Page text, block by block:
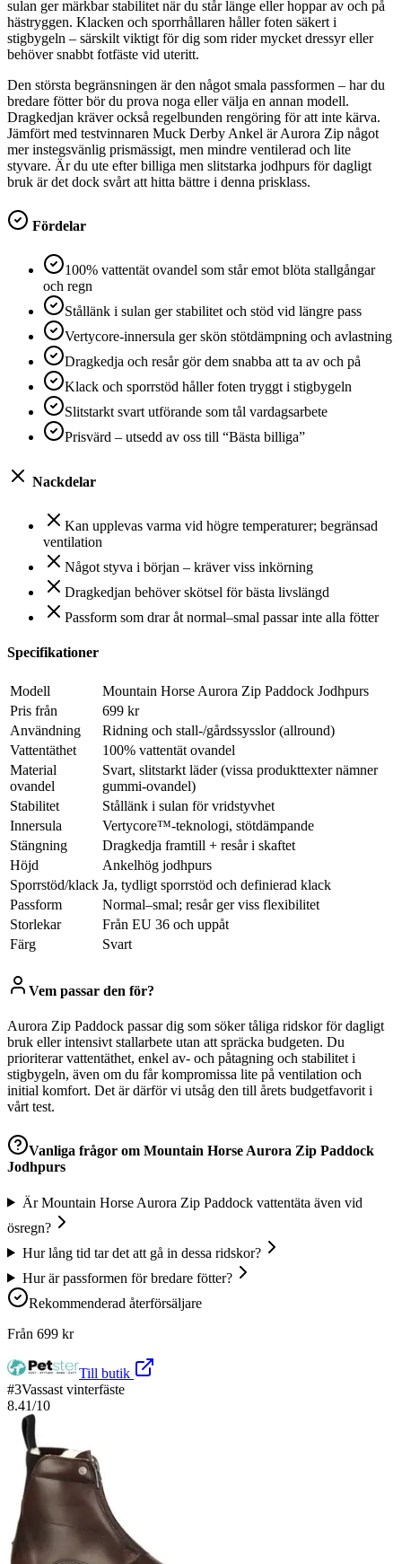
sulan ger märkbar stabilitet när du står länge eller hoppar av och på
hästryggen. Klacken och sporrhållaren håller foten säkert i
stigbygeln – särskilt viktigt för dig som rider mycket dressyr eller
behöver snabbt fotfäste vid uteritt.
Den största begränsningen är den något smala passformen – har du
bredare fötter bör du prova noga eller välja en annan modell.
Dragkedjan kräver också regelbunden rengöring för att inte kärva.
Jämfört med testvinnaren Muck Derby Ankel är Aurora Zip något
mer instegsvänlig prismässigt, men mindre ventilerad och lite
styvare. Är du ute efter billiga men slitstarka jodhpurs för dagligt
bruk är det dock svårt att hitta bättre i denna prisklass.
Fördelar
100% vattentät ovandel som står emot blöta stallgångar
och regn
Stållänk i sulan ger stabilitet och stöd vid längre pass
Vertycore-innersula ger skön stötdämpning och avlastning
Dragkedja och resår gör dem snabba att ta av och på
Klack och sporrstöd håller foten tryggt i stigbygeln
Slitstarkt svart utförande som tål vardagsarbete
Prisvärd – utsedd av oss till “Bästa billiga”
Nackdelar
Kan upplevas varma vid högre temperaturer; begränsad
ventilation
Något styva i början – kräver viss inkörning
Dragkedjan behöver skötsel för bästa livslängd
Passform som drar åt normal–smal passar inte alla fötter
Specifikationer
Modell
Mountain Horse Aurora Zip Paddock Jodhpurs
Pris från
699 kr
Användning
Ridning och stall-/gårdssysslor (allround)
Vattentäthet
100% vattentät ovandel
Material
ovandel
Svart, slitstarkt läder (vissa produkttexter nämner
gummi-ovandel)
Stabilitet
Stållänk i sulan för vridstyvhet
Innersula
Vertycore™-teknologi, stötdämpande
Stängning
Dragkedja framtill + resår i skaftet
Höjd
Ankelhög jodhpurs
Sporrstöd/klack Ja, tydligt sporrstöd och definierad klack
Passform
Normal–smal; resår ger viss flexibilitet
Storlekar
Från EU 36 och uppåt
Färg
Svart
Vem passar den för?
Aurora Zip Paddock passar dig som söker tåliga ridskor för dagligt
bruk eller intensivt stallarbete utan att spräcka budgeten. Du
prioriterar vattentäthet, enkel av- och påtagning och stabilitet i
stigbygeln, även om du får kompromissa lite på ventilation och
initial komfort. Det är därför vi utsåg den till årets budgetfavorit i
vårt test.
Vanliga frågor om Mountain Horse Aurora Zip Paddock
Jodhpurs
Är Mountain Horse Aurora Zip Paddock vattentäta även vid
ösregn?
Hur lång tid tar det att gå in dessa ridskor?
Hur är passformen för bredare fötter?
Rekommenderad återförsäljare
Från 699 kr
Till butik
#3Vassast vinterfäste
8.41/10